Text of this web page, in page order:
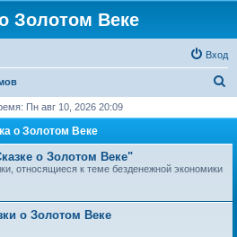
Золотом Веке
Вход
с
Пн авг 10, 2026 20:09
о Золотом Веке
о Золотом Веке"
относящиеся к теме безденежной экономики
о Золотом Веке